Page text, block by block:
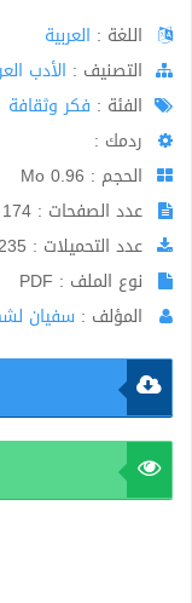
اللغة : العربية
اﻟﺘﺼﻨﻴﻒ : الأدب
الفئة : فكر وثقافة
ردمك :
الحجم : 0.96 Mo
عدد الصفحات : 174
عدد التحميلات : 235
نوع الملف : PDF
المؤلف : سفيان